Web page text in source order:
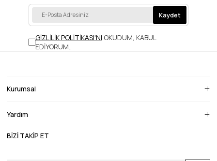
Kaydet
GİZLİLİK POLİTİKASI'NI OKUDUM, KABUL
EDİYORUM.
Kurumsal
Yardım
BİZİ TAKİP ET